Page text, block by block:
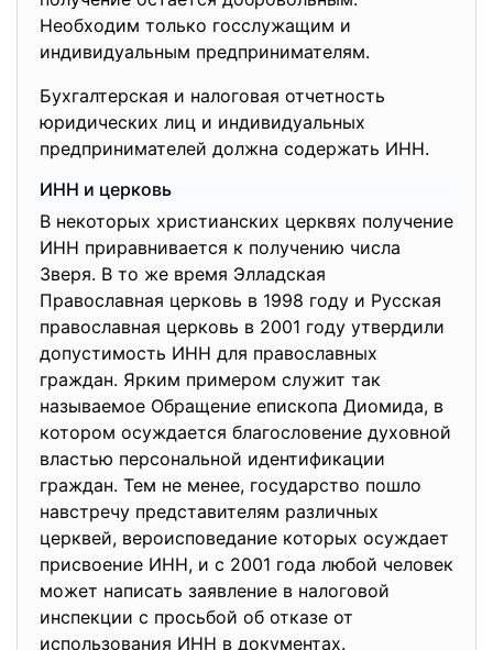
Необходим только госслужащим и
индивидуальным предпринимателям.
Бухгалтерская и налоговая отчетность
юридических лиц и индивидуальных
предпринимателей должна содержать ИНН.
ИНН и церковь
В некоторых христианских церквях получение
ИНН приравнивается к получению числа
Зверя. В то же время Элладская
Православная церковь в 1998 году и Русская
православная церковь в 2001 году утвердили
допустимость ИНН для православных
граждан. Ярким примером служит так
называемое Обращение епископа Диомида, в
котором осуждается благословение духовной
властью персональной идентификации
граждан. Тем не менее, государство пошло
навстречу представителям различных
церквей, вероисповедание которых осуждает
присвоение ИНН, и с 2001 года любой человек
может написать заявление в налоговой
инспекции с просьбой об отказе от
использования ИНН в документах.